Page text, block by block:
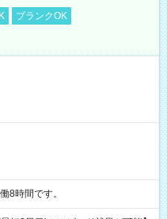
ブランクOK
実働8時間です。